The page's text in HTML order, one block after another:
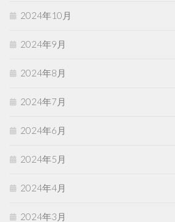
2024年10月
2024年9月
2024年8月
2024年7月
2024年6月
2024年5月
2024年4月
2024年3月